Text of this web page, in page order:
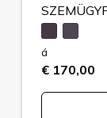
á
€ 170,00